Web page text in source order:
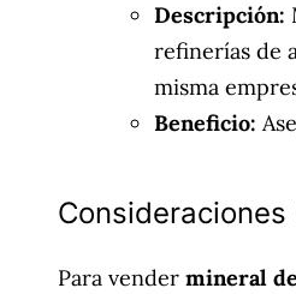
Descripción:
refinerías de
misma
Beneficio:
Para vender mineral